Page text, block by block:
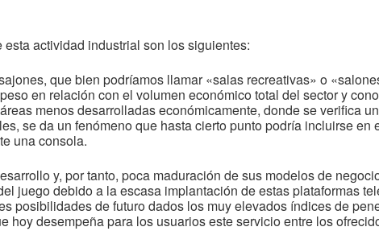
actividad industrial son los siguientes:
que bien podríamos llamar «salas recreativas» o
en relación con el volumen económico total del sector y
menos desarrolladas económicamente, donde se verifica
se da un fenómeno que hasta cierto punto podría incluirse en
una consola.
y, por tanto, poca maduración de sus modelos de
juego debido a la escasa implantación de estas plataformas
posibilidades de futuro dados los muy elevados índices de
hoy desempeña para los usuarios este servicio entre los